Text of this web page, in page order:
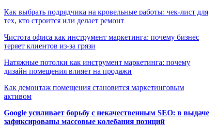
Как выбрать подрядчика на кровельные работы: чек-лист для
тех, кто строится или делает ремонт
Чистота офиса как инструмент маркетинга: почему бизнес
теряет клиентов из-за грязи
Натяжные потолки как инструмент маркетинга: почему
дизайн помещения влияет на продажи
Как демонтаж помещения становится маркетинговым
активом
Google усиливает борьбу с некачественным SEO: в выдаче
зафиксированы массовые колебания позиций